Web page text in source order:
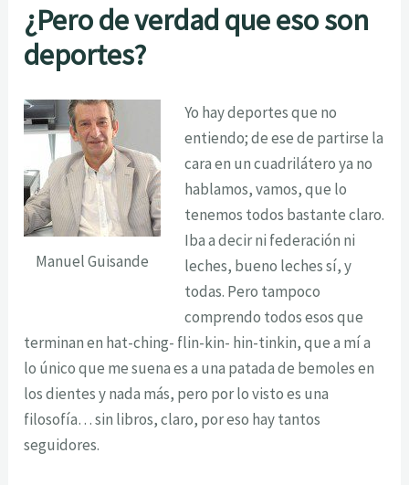
¿Pero de verdad que eso son
deportes?
Manuel Guisande
Yo hay deportes que no
entiendo; de ese de partirse la
cara en un cuadrilátero ya no
hablamos, vamos, que lo
tenemos todos bastante claro.
Iba a decir ni federación ni
leches, bueno leches sí, y
todas. Pero tampoco
comprendo todos esos que
terminan en hat-ching- flin-kin- hin-tinkin, que a mí a
lo único que me suena es a una patada de bemoles en
los dientes y nada más, pero por lo visto es una
filosofía… sin libros, claro, por eso hay tantos
seguidores.